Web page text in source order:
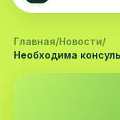
Главная/Новости/
Необходима